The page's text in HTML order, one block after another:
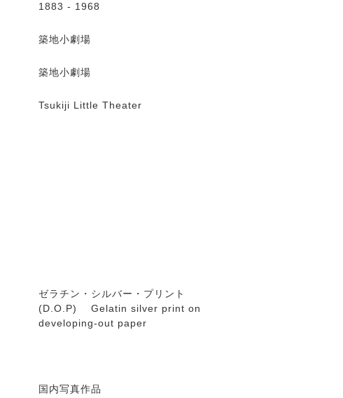
1883 - 1968
築地小劇場
築地小劇場
Tsukiji Little Theater
ゼラチン・シルバー・プリント
(D.O.P) Gelatin silver print on
developing-out paper
国内写真作品